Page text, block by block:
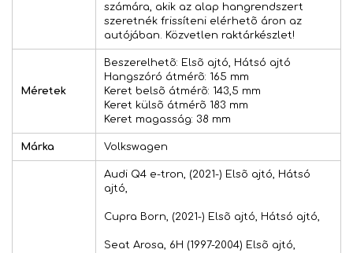
számára, akik az alap hangrendszert
szeretnék frissíteni elérhetõ áron az
autójában. Közvetlen raktárkészlet!
Méretek
Beszerelhetõ: Elsõ ajtó, Hátsó ajtó
Hangszóró átmérõ: 165 mm
Keret belsõ átmérõ: 143,5 mm
Keret külsõ átmérõ 183 mm
Keret magasság: 38 mm
Márka Volkswagen
Audi Q4 e-tron, (2021-) Elsõ ajtó, Hátsó
ajtó,
Cupra Born, (2021-) Elsõ ajtó, Hátsó ajtó,
Seat Arosa, 6H (1997-2004) Elsõ ajtó,